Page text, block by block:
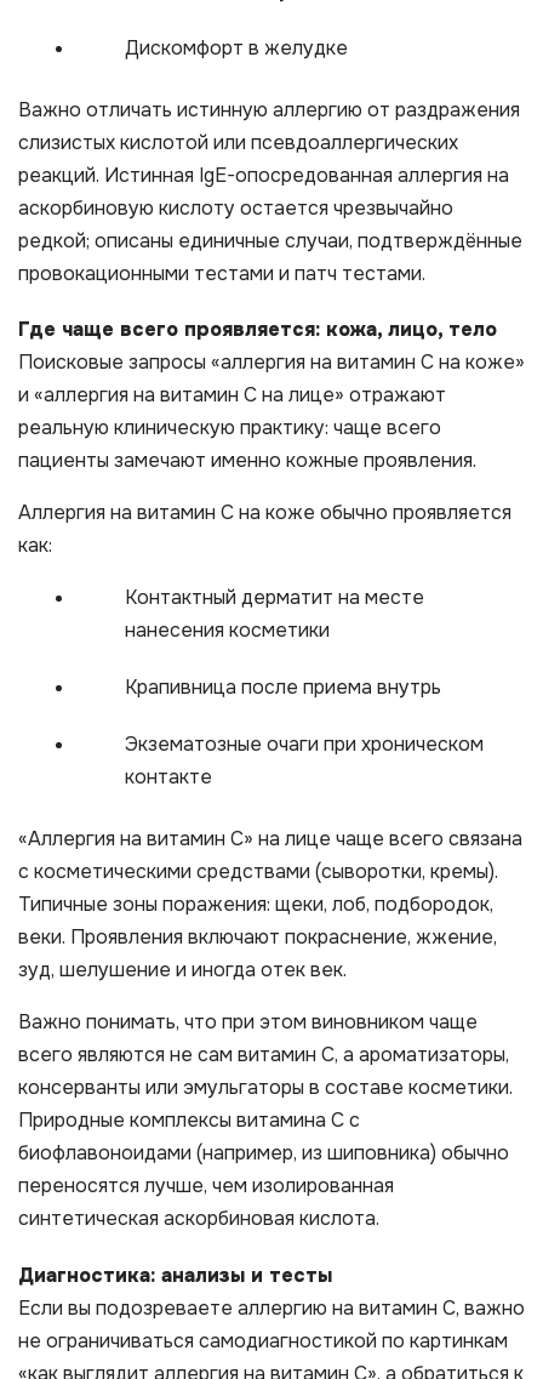
Дискомфорт в желудке
Важно отличать истинную аллергию от раздражения
слизистых кислотой или псевдоаллергических
реакций. Истинная IgE-опосредованная аллергия на
аскорбиновую кислоту остается чрезвычайно
редкой; описаны единичные случаи, подтверждённые
провокационными тестами и патч тестами.
Где чаще всего проявляется: кожа, лицо, тело
Поисковые запросы «аллергия на витамин С на коже»
и «аллергия на витамин С на лице» отражают
реальную клиническую практику: чаще всего
пациенты замечают именно кожные проявления.
Аллергия на витамин С на коже обычно проявляется
как:
Контактный дерматит на месте
нанесения косметики
Крапивница после приема внутрь
Экзематозные очаги при хроническом
контакте
«Аллергия на витамин С» на лице чаще всего связана
с косметическими средствами (сыворотки, кремы).
Типичные зоны поражения: щеки, лоб, подбородок,
веки. Проявления включают покраснение, жжение,
зуд, шелушение и иногда отек век.
Важно понимать, что при этом виновником чаще
всего являются не сам витамин С, а ароматизаторы,
консерванты или эмульгаторы в составе косметики.
Природные комплексы витамина С с
биофлавоноидами (например, из шиповника) обычно
переносятся лучше, чем изолированная
синтетическая аскорбиновая кислота.
Диагностика: анализы и тесты
Если вы подозреваете аллергию на витамин С, важно
не ограничиваться самодиагностикой по картинкам
«как выглядит аллергия на витамин С», а обратиться к